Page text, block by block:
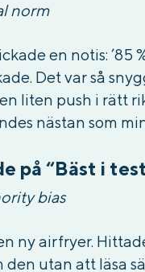
norm
en notis: ’85
Det var så
liten push i rätt
nästan som
på “Bäst i
bias
ny airfryer.
den utan att läsa